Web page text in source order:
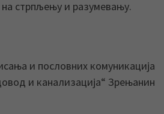
стрпљењу и разумевању.
и пословних комуникација
и канализација“ Зрењанин